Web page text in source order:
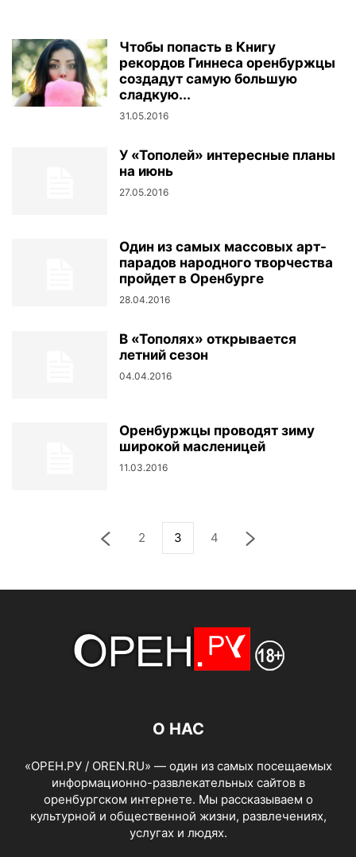
Чтобы попасть в Книгу
рекордов Гиннеса оренбуржцы
создадут самую большую
сладкую...
31.05.2016
У «Тополей» интересные планы
на июнь
27.05.2016
Один из самых массовых арт-
парадов народного творчества
пройдет в Оренбурге
28.04.2016
В «Тополях» открывается
летний сезон
04.04.2016
Оренбуржцы проводят зиму
широкой масленицей
11.03.2016
2 3 4
О НАС
«ОРЕН.РУ / OREN.RU» — один из самых посещаемых
информационно-развлекательных сайтов в
оренбургском интернете. Мы рассказываем о
культурной и общественной жизни, развлечениях,
услугах и людях.